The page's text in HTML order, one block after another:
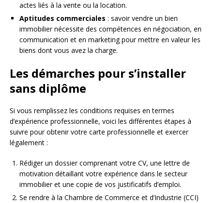
actes liés à la vente ou la location.
Aptitudes commerciales : savoir vendre un bien
immobilier nécessite des compétences en négociation, en
communication et en marketing pour mettre en valeur les
biens dont vous avez la charge.
Les démarches pour s’installer
sans diplôme
Si vous remplissez les conditions requises en termes
d’expérience professionnelle, voici les différentes étapes à
suivre pour obtenir votre carte professionnelle et exercer
légalement :
Rédiger un dossier comprenant votre CV, une lettre de
motivation détaillant votre expérience dans le secteur
immobilier et une copie de vos justificatifs d’emploi.
Se rendre à la Chambre de Commerce et d’Industrie (CCI)